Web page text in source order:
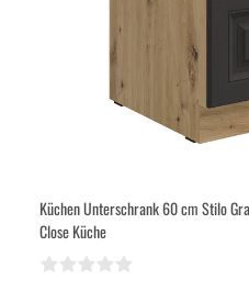
Küchen Unterschrank 60 cm Stilo
Close Küche